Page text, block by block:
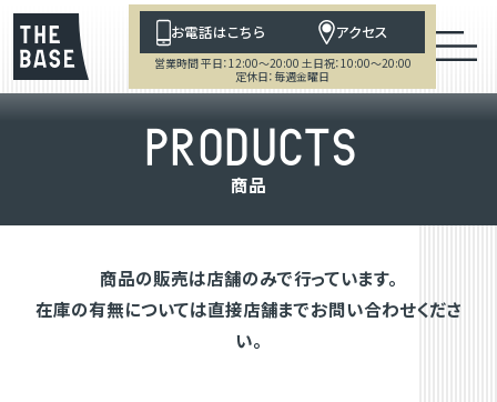
お電話はこちら アクセス
営業時間 平日：12:00～20:00 土日祝：10:00～20:00
定休日：毎週金曜日
PRODUCTS
商品
商品の販売は店舗のみで行っています。
在庫の有無については直接店舗までお問い合わせくださ
い。